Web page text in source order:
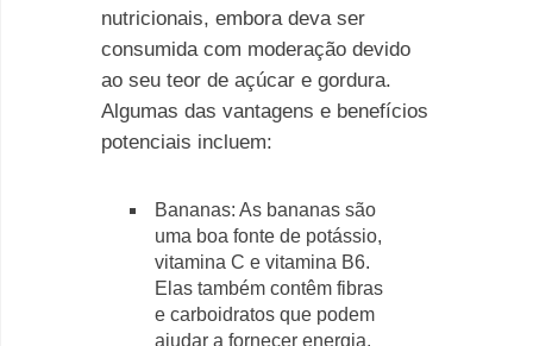
nutricionais, embora deva ser
consumida com moderação devido
ao seu teor de açúcar e gordura.
Algumas das vantagens e benefícios
potenciais incluem:
Bananas: As bananas são
uma boa fonte de potássio,
vitamina C e vitamina B6.
Elas também contêm fibras
e carboidratos que podem
ajudar a fornecer energia.